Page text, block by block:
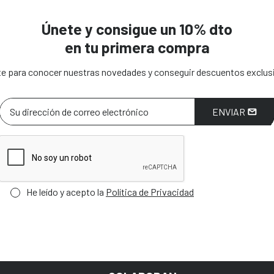
Únete y consigue un 10% dto
en tu primera compra
para conocer nuestras novedades y conseguir descuentos
ENVIAR
He leído y acepto la Política de Privacidad